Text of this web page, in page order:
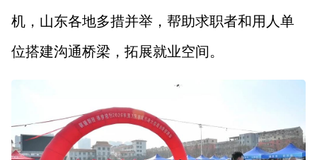
机，山东各地多措并举，帮助求职者和用人单
位搭建沟通桥梁，拓展就业空间。